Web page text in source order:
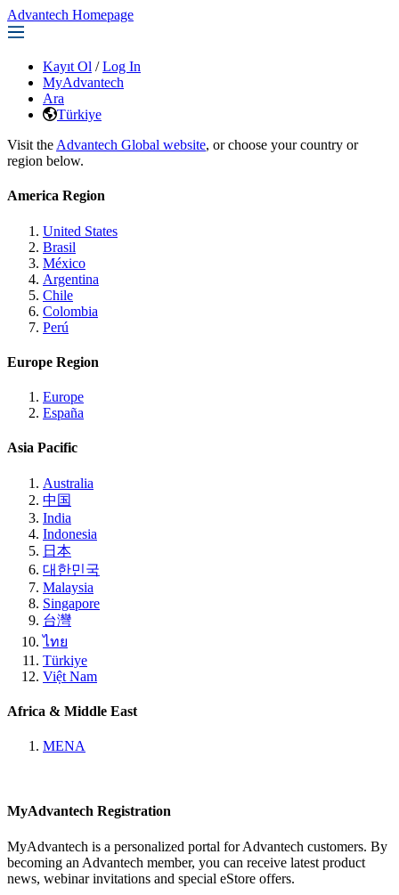
Advantech Homepage
Kayıt Ol / Log In
MyAdvantech
Ara
Türkiye
Visit the Advantech Global website, or choose your country or
region below.
America Region
United States
Brasil
México
Argentina
Chile
Colombia
Perú
Europe Region
Europe
España
Asia Pacific
Australia
中国
India
Indonesia
日本
대한민국
Malaysia
Singapore
台灣
ไทย
Türkiye
Việt Nam
Africa & Middle East
MENA
MyAdvantech Registration
MyAdvantech is a personalized portal for Advantech customers. By
becoming an Advantech member, you can receive latest product
news, webinar invitations and special eStore offers.